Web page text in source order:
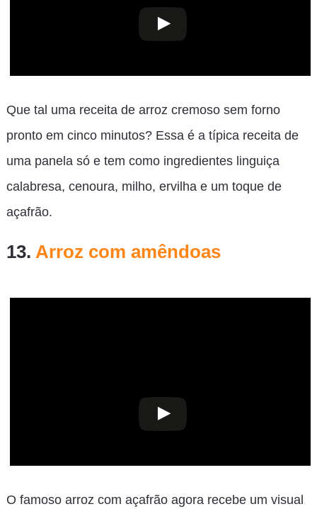
Que tal uma receita de arroz cremoso sem forno
pronto em cinco minutos? Essa é a típica receita de
uma panela só e tem como ingredientes linguiça
calabresa, cenoura, milho, ervilha e um toque de
açafrão.
13. Arroz com amêndoas
O famoso arroz com açafrão agora recebe um visual